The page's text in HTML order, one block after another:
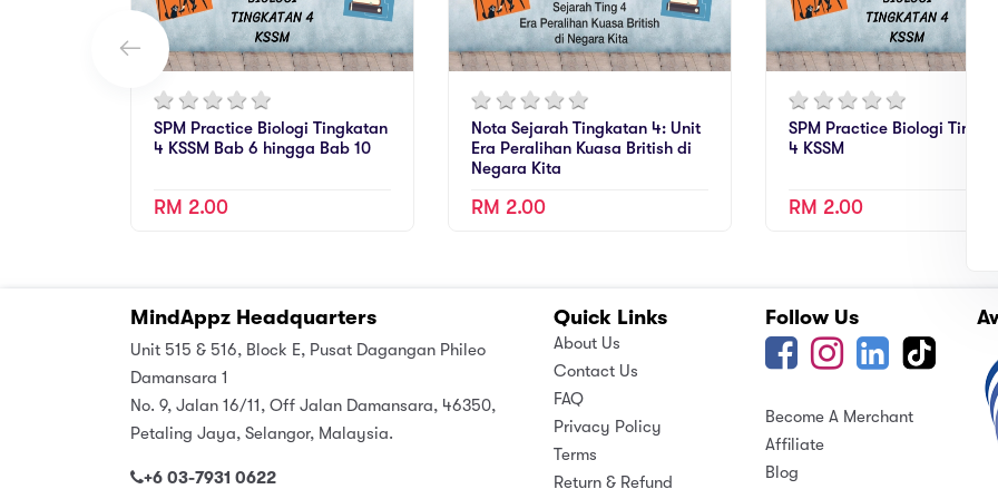
SPM Practice Biologi Tingkatan
4 KSSM Bab 6 hingga Bab 10
RM 2.00
Nota Sejarah Tingkatan 4: Unit
Era Peralihan Kuasa British di
Negara Kita
RM 2.00
SPM Practice Biologi
4 KSSM
RM 2.00
MindAppz Headquarters
Unit 515 & 516, Block E, Pusat Dagangan Phileo
Damansara 1
No. 9, Jalan 16/11, Off Jalan Damansara, 46350,
Petaling Jaya, Selangor, Malaysia.
+6 03-7931 0622
Quick Links
About Us
Contact Us
FAQ
Privacy Policy
Terms
Return & Refund
Follow Us
Become A Merchant
Affiliate
Blog